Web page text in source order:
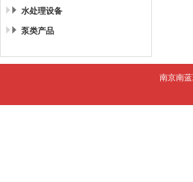
水处理设备
泵类产品
南京南